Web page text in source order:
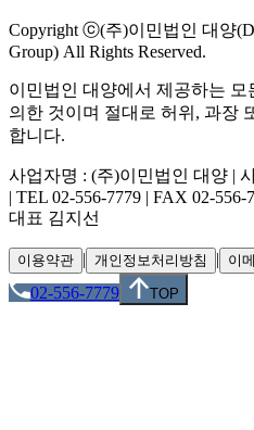
Copyright ⓒ(주)이민법인 대양
Group) All Rights Reserved.
이민법인 대양에서 제공하는 모
의한 것이며 절대로 허위, 과장
합니다.
사업자명 : (주)이민법인 대양 |
| TEL 02-556-7779 | FAX 02-556-
대표 김지선
이용약관 | 개인정보처리방침 | 이
02-556-7779
TOP